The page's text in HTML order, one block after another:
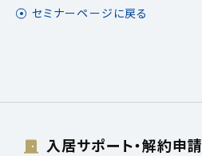
セミナーページに戻る
入居サポート・解約申請